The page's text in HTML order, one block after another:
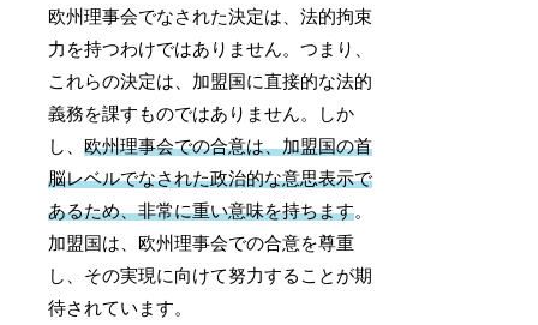
欧州理事会でなされた決定は、法的拘束
力を持つわけではありません。つまり、
これらの決定は、加盟国に直接的な法的
義務を課すものではありません。しか
し、欧州理事会での合意は、加盟国の首
脳レベルでなされた政治的な意思表示で
あるため、非常に重い意味を持ちます。
加盟国は、欧州理事会での合意を尊重
し、その実現に向けて努力することが期
待されています。